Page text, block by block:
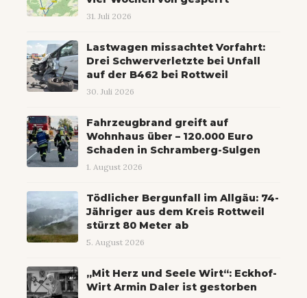
31. Juli 2026
Lastwagen missachtet Vorfahrt:
Drei Schwerverletzte bei Unfall
auf der B462 bei Rottweil
30. Juli 2026
Fahrzeugbrand greift auf
Wohnhaus über – 120.000 Euro
Schaden in Schramberg-Sulgen
1. August 2026
Tödlicher Bergunfall im Allgäu: 74-
Jähriger aus dem Kreis Rottweil
stürzt 80 Meter ab
5. August 2026
„Mit Herz und Seele Wirt“: Eckhof-
Wirt Armin Daler ist gestorben